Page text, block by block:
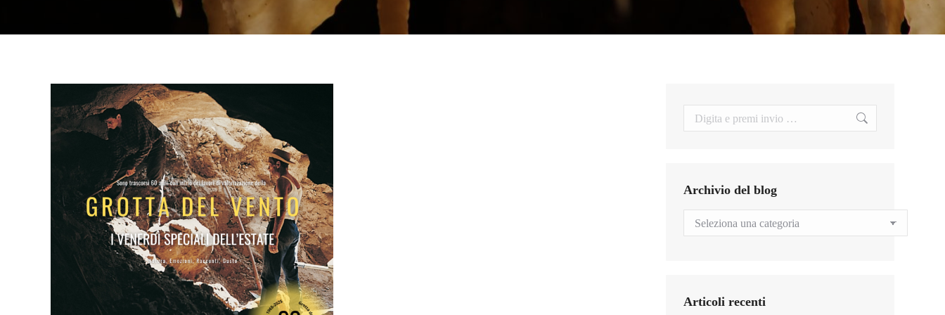
Search:
Archivio del blog
Archivio
del
Articoli recenti